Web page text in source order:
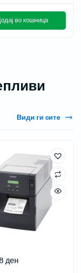
во кошница
Види ги сите
ден